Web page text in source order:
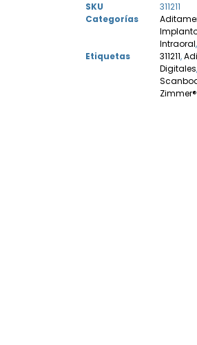
SKU
311211
Categorías
Intraoral,
Etiquetas
311211,
Digitales
Zimmer®